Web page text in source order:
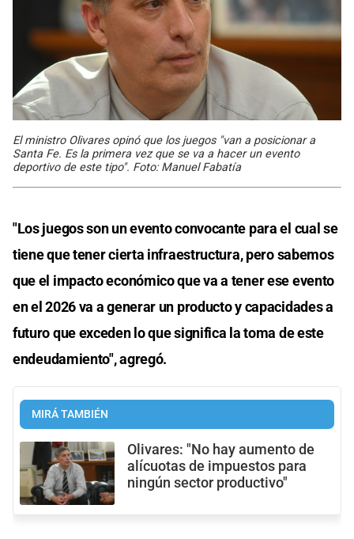
El ministro Olivares opinó que los juegos "van a posicionar a
Santa Fe. Es la primera vez que se va a hacer un evento
deportivo de este tipo". Foto: Manuel Fabatía
"Los juegos son un evento convocante para el cual se
tiene que tener cierta infraestructura, pero sabemos
que el impacto económico que va a tener ese evento
en el 2026 va a generar un producto y capacidades a
futuro que exceden lo que significa la toma de este
endeudamiento", agregó.
MIRÁ TAMBIÉN
Olivares: "No hay aumento de
alícuotas de impuestos para
ningún sector productivo"